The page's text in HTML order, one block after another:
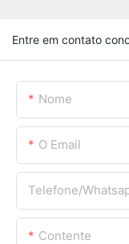
Entre em contato
Nome
O Email
Telefone/
Contente